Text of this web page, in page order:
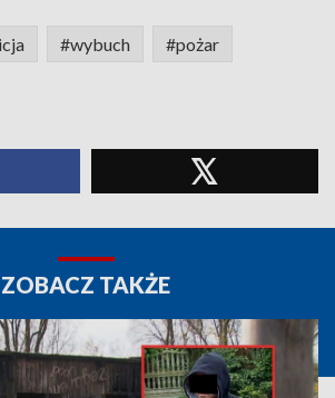
#wybuch #pożar
ZOBACZ TAKŻE